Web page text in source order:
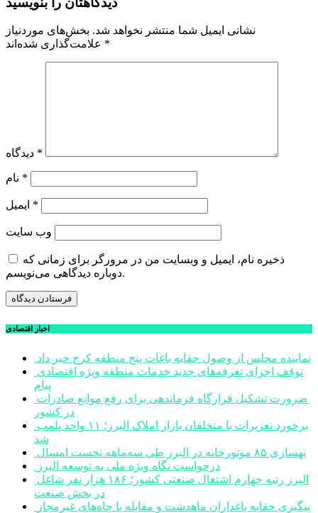
نشانی ایمیل شما منتشر نخواهد شد. بخش‌های موردنیاز
*
*
*
*
وب‌ سایت
ذخیره نام، ایمیل و وبسایت من در مرورگر برای زمانی که
دوباره دیدگاهی می‌نویسم.
اخبار اقتصادی
نماینده مجلس از وصول حقابه باغات پنج منطقه کرج خبر داد
پیام
در کشور
شد
بهسازی ۸۵ موتورخانه در البرز طی سه‌ماهه نخست امسال
درخواست نگاه ویژه ملی به توسعه البرز
در بخش صنعت